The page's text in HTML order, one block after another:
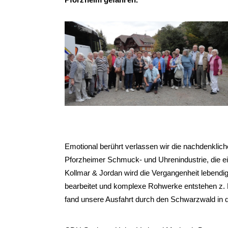
Emotional berührt verlassen wir die
Pforzheimer Schmuck- und Uhrenindustrie, die
Kollmar & Jordan wird die Vergangenheit
bearbeitet und komplexe Rohwerke entstehen
fand unsere Ausfahrt durch den Schwarzwald in